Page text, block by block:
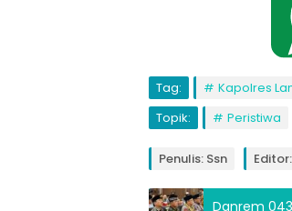
Tag: Kapolres
Topik:
Peristiwa
Penulis: Ssn
Danrem